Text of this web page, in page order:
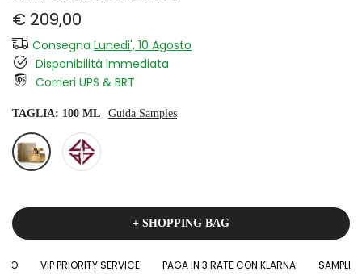
€ 209,00
Consegna Lunedi', 10 Agosto
Disponibilità immediata
Corrieri UPS & BRT
TAGLIA: 100 ML Guida Samples
+ SHOPPING BAG
VIP PRIORITY SERVICE PAGA IN 3 RATE CON KLARNA SAMPLES